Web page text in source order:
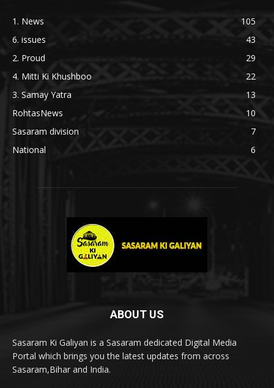
1. News
105
6. issues
43
2. Proud
29
4. Mitti Ki Khushboo
22
3. Samay Yatra
13
RohtasNews
10
Sasaram division
7
National
6
ABOUT US
Sasaram Ki Galiyan is a Sasaram dedicated Digital Media
Portal which brings you the latest updates from across
Sasaram,Bihar and India.